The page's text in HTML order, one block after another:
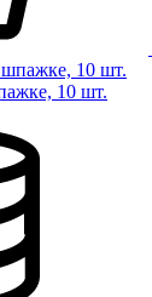
10 шт.